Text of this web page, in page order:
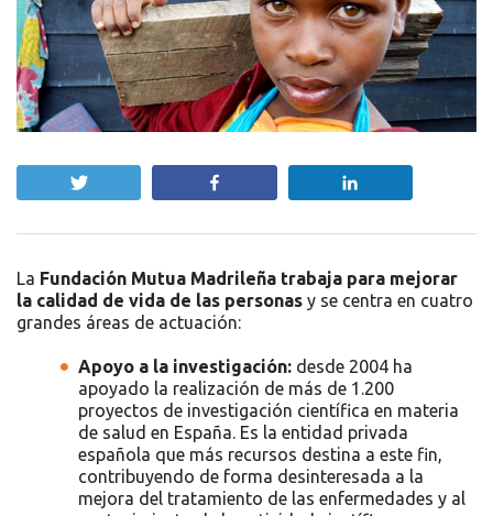
La Fundación Mutua Madrileña trabaja para mejorar
la calidad de vida de las personas y se centra en cuatro
grandes áreas de actuación:
Apoyo a la investigación: desde 2004 ha
apoyado la realización de más de 1.200
proyectos de investigación científica en materia
de salud en España. Es la entidad privada
española que más recursos destina a este fin,
contribuyendo de forma desinteresada a la
mejora del tratamiento de las enfermedades y al